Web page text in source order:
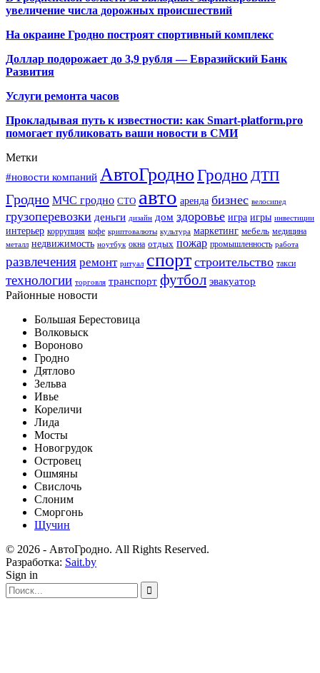
увеличение числа дорожных происшествий
На окраине Гродно построят спортивный комплекс
Доллар подорожает до 3,9 рубля — Евразийский Банк
Развития
Услуги ремонта часов
Прокладывая путь к известности: как Smart-platform.pro
помогает публиковать ваши новости в СМИ
Метки
#новости компаний АвтоГродноГродно ДТП
Гродно МЧС гродно СТО авто аренда бизнес велосипед
грузоперевозки деньги дизайн дом здоровье игра игры инвестиции
интерьер коррупция кофе криптовалюты культура маркетинг мебель медицина
металл недвижимость ноутбук окна отдых пожар промышленность работа
развлечения ремонт ритуал спорт строительство такси
технологии торговля транспорт футбол эвакуатор
Районные новости
Большая Берестовица
Волковыск
Вороново
Гродно
Дятлово
Зельва
Ивье
Кореличи
Лида
Мосты
Новогрудок
Островец
Ошмяны
Свислочь
Слоним
Сморгонь
Щучин
© 2026 - АвтоГродно. All Rights Reserved.
Разработка: Sait.by
Sign in